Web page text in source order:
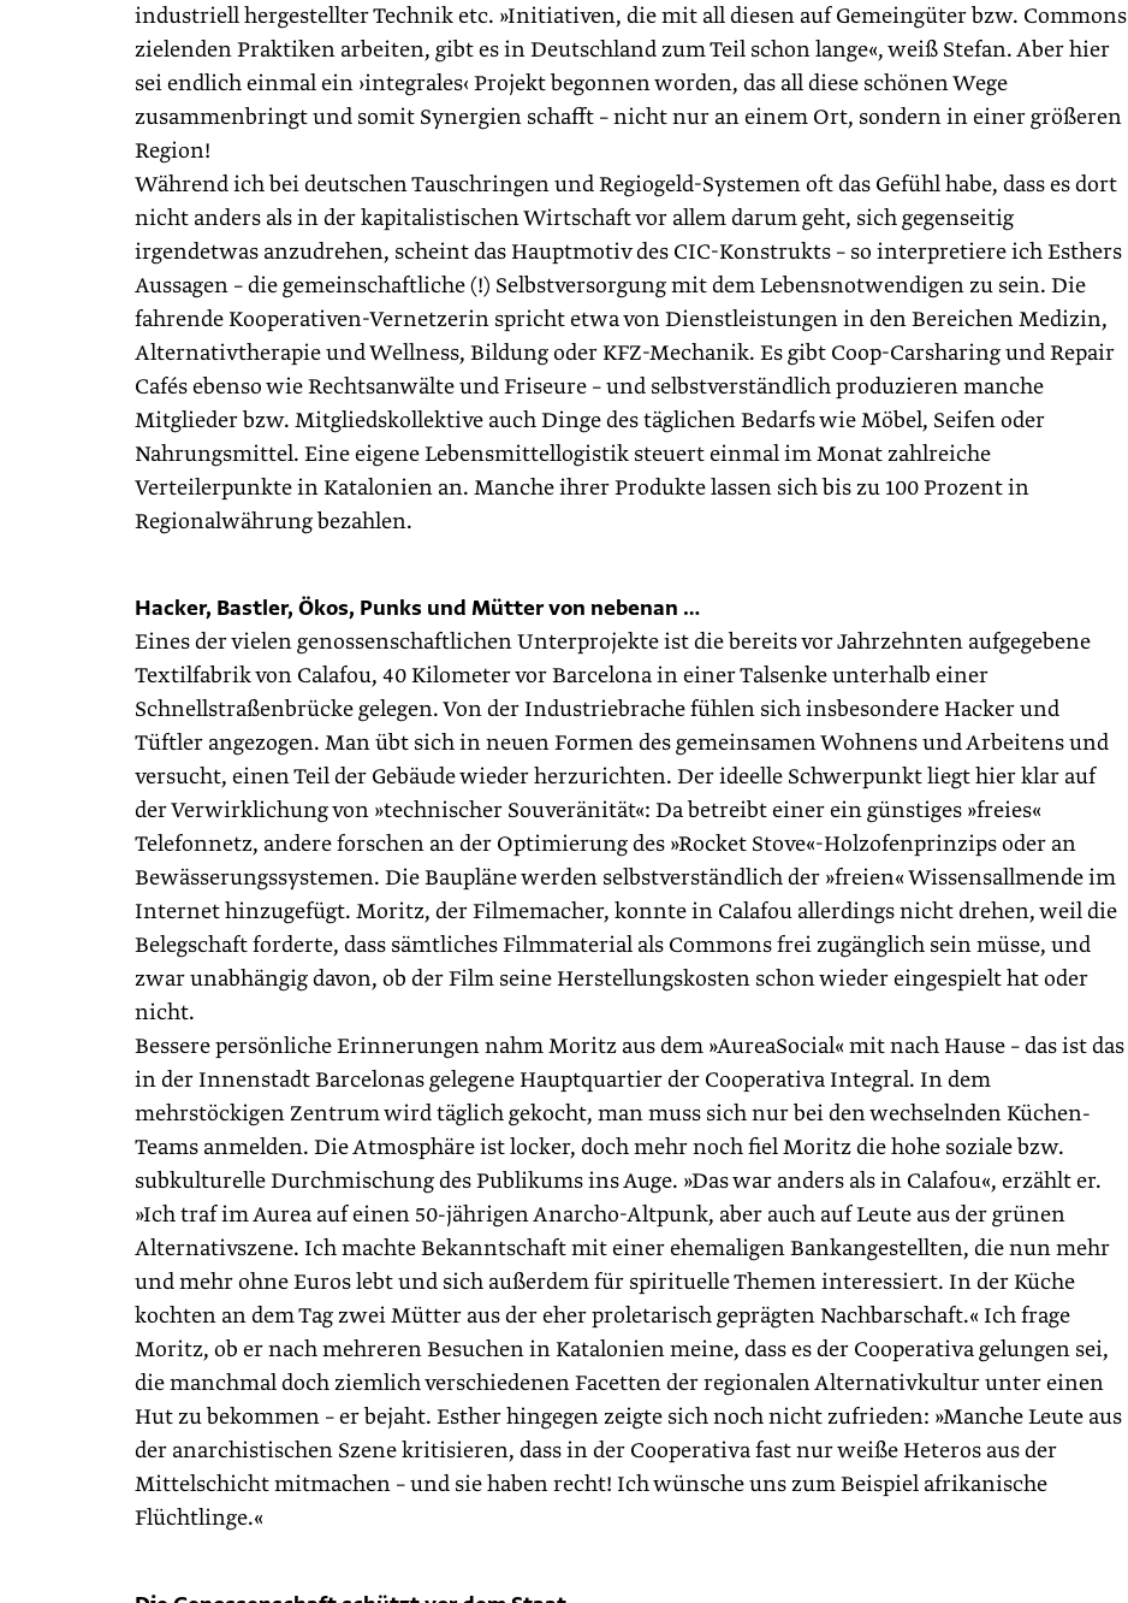
industriell hergestellter Technik etc. »Initiativen, die mit all diesen auf Gemeingüter bzw. Commons
zielenden Praktiken arbeiten, gibt es in Deutschland zum Teil schon lange«, weiß Stefan. Aber hier
sei endlich einmal ein ›integrales‹ Projekt begonnen worden, das all diese schönen Wege
zusammenbringt und somit Synergien schafft – nicht nur an einem Ort, sondern in einer größeren
Region!
Während ich bei deutschen Tauschringen und Regiogeld-Systemen oft das Gefühl habe, dass es dort
nicht anders als in der kapitalistischen Wirtschaft vor allem darum geht, sich gegenseitig
irgendetwas anzudrehen, scheint das Hauptmotiv des CIC-Kon­strukts – so interpretiere ich Esthers
Aussagen – die gemeinschaftliche (!) Selbstversorgung mit dem Lebensnotwendigen zu sein. Die
fahrende Kooperativen-Vernetzerin spricht etwa von Dienstleistungen in den Bereichen Medizin,
Alternativtherapie und Wellness, Bildung oder KFZ-Mechanik. Es gibt Coop-Carsharing und Repair
Cafés ebenso wie Rechtsanwälte und Friseure – und selbstverständlich produzieren manche
Mitglieder bzw. Mitgliedskollektive auch Dinge des täglichen Bedarfs wie Möbel, Seifen oder
Nahrungsmittel. Eine eigene Lebensmittellogistik steuert einmal im Monat zahlreiche
Verteilerpunkte in Katalonien an. Manche ihrer Produkte lassen sich bis zu 100 Prozent in
Regionalwährung bezahlen.
Hacker, Bastler, Ökos, Punks und Mütter von nebenan …
Eines der vielen genossenschaftlichen Unterprojekte ist die bereits vor Jahrzehnten aufgegebene
Textilfabrik von Calafou, 40 Kilometer vor Barcelona in einer Talsenke unterhalb einer
Schnellstraßenbrücke gelegen. Von der Industriebrache fühlen sich insbesondere Hacker und
Tüftler angezogen. Man übt sich in neuen Formen des gemeinsamen Wohnens und Arbeitens und
versucht, einen Teil der Gebäude wieder herzurichten. Der ideelle Schwerpunkt liegt hier klar auf
der Verwirklichung von »technischer Souveränität«: Da betreibt einer ein günstiges »freies«
Telefonnetz, andere forschen an der Optimierung des »Rocket Stove«-Holzofenprinzips oder an
Bewässerungssystemen. Die Baupläne werden selbstverständlich der »freien« Wissensallmende im
Internet hinzugefügt. Moritz, der Filmemacher, konnte in Calafou allerdings nicht drehen, weil die
Belegschaft forderte, dass sämtliches Filmmaterial als Commons frei zugänglich sein müsse, und
zwar unabhängig davon, ob der Film seine Herstellungskosten schon wieder eingespielt hat oder
nicht.
Bessere persönliche Erinnerungen nahm Moritz aus dem »AureaSocial« mit nach Hause – das ist das
in der Innenstadt Barcelonas gelegene Hauptquartier der Cooperativa Integral. In dem
mehrstöckigen Zentrum wird täglich gekocht, man muss sich nur bei den wechselnden Küchen-
Teams anmelden. Die Atmosphäre ist locker, doch mehr noch fiel Moritz die hohe soziale bzw.
subkulturelle Durchmischung des Publikums ins Auge. »Das war anders als in Calafou«, erzählt er.
»Ich traf im Aurea auf einen 50-jährigen Anarcho-Altpunk, aber auch auf Leute aus der grünen
Alternativszene. Ich machte Bekanntschaft mit einer ehemaligen Bankangestellten, die nun mehr
und mehr ohne Euros lebt und sich außerdem für spirituelle Themen interessiert. In der Küche
kochten an dem Tag zwei Mütter aus der eher proletarisch geprägten Nachbarschaft.« Ich frage
Moritz, ob er nach mehreren Besuchen in Katalonien meine, dass es der Cooperativa gelungen sei,
die manchmal doch ziemlich verschiedenen Facetten der regionalen Alternativkultur unter einen
Hut zu bekommen – er bejaht. Esther hingegen zeigte sich noch nicht zufrieden: »Manche Leute aus
der anarchistischen Szene kritisieren, dass in der Cooperativa fast nur weiße Heteros aus der
Mittelschicht mitmachen – und sie haben recht! Ich wünsche uns zum Beispiel afrikanische
Flüchtlinge.«